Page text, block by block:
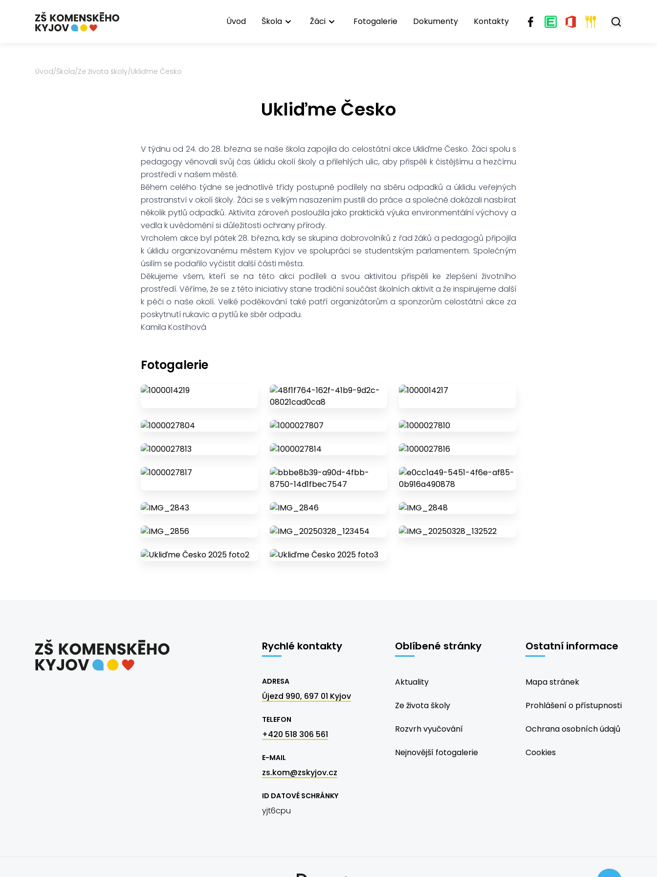
Úvod Škola Žáci Fotogalerie Dokumenty Kontakty
Úvod/Škola/Ze života školy/Ukliďme Česko
Ukliďme Česko
V týdnu od 24. do 28. března se naše škola zapojila do celostátní akce Ukliďme Česko. Žáci spolu s
pedagogy věnovali svůj čas úklidu okolí školy a přilehlých ulic, aby přispěli k čistějšímu a hezčímu
prostředí v našem městě.
Během celého týdne se jednotlivé třídy postupně podílely na sběru odpadků a úklidu veřejných
prostranství v okolí školy. Žáci se s velkým nasazením pustili do práce a společně dokázali nasbírat
několik pytlů odpadků. Aktivita zároveň posloužila jako praktická výuka environmentální výchovy a
vedla k uvědomění si důležitosti ochrany přírody.
Vrcholem akce byl pátek 28. března, kdy se skupina dobrovolníků z řad žáků a pedagogů připojila
k úklidu organizovanému městem Kyjov ve spolupráci se studentským parlamentem. Společným
úsilím se podařilo vyčistit další části města.
Děkujeme všem, kteří se na této akci podíleli a svou aktivitou přispěli ke zlepšení životního
prostředí. Věříme, že se z této iniciativy stane tradiční součást školních aktivit a že inspirujeme další
k péči o naše okolí. Velké poděkování také patří organizátorům a sponzorům celostátní akce za
poskytnutí rukavic a pytlů ke sběr odpadu.
Kamila Kostihová
Fotogalerie
Rychlé kontakty
ADRESA
Újezd 990, 697 01 Kyjov
TELEFON
+420 518 306 561
E-MAIL
zs.kom@zskyjov.cz
ID DATOVÉ SCHRÁNKY
yjt6cpu
Oblíbené stránky
Aktuality
Ze života školy
Rozvrh vyučování
Nejnovější fotogalerie
Ostatní informace
Mapa stránek
Prohlášení o přístupnosti
Ochrana osobních údajů
Cookies